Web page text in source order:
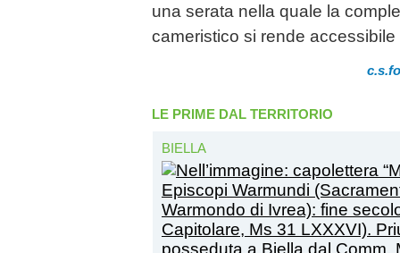
una serata nella quale la
cameristico si rende
LE PRIME DAL TERRITORIO
BIELLA